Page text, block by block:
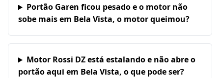
Portão Garen ficou pesado e o motor não
sobe mais em Bela Vista, o motor queimou?
Motor Rossi DZ está estalando e não abre o
portão aqui em Bela Vista, o que pode ser?